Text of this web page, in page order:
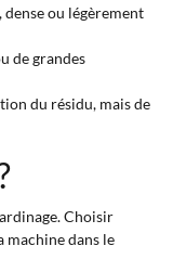
ou légèrement
de grandes
du résidu, mais de
Choisir
machine dans le